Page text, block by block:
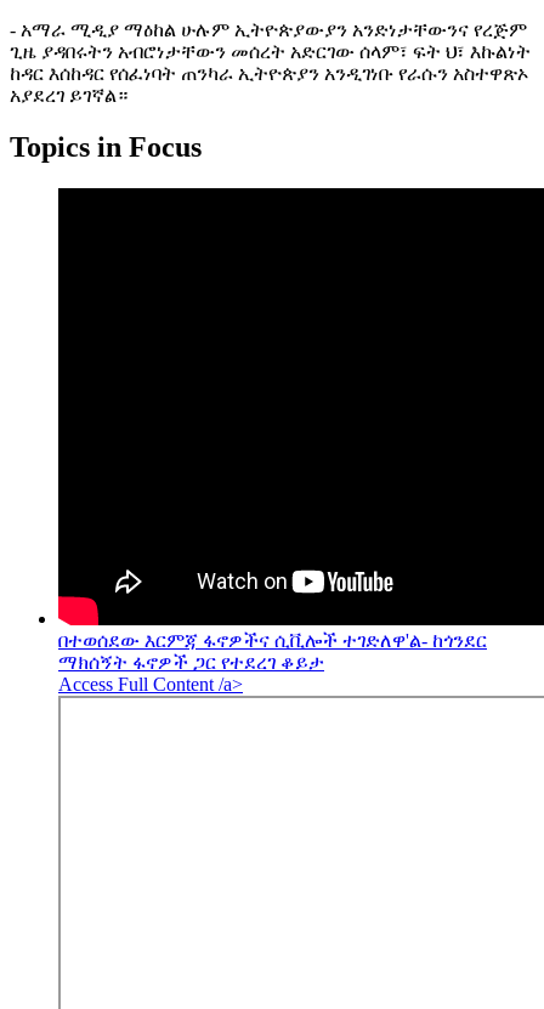
- አማራ ሚዲያ ማዕከል ሁሉም ኢትዮጵያውያን አንድነታቸውንና የረጅም
ጊዜ ያዳበሩትን አብሮነታቸውን መሰረት አድርገው ሰላም፣ ፍት ህ፣ እኩልነት
ከዳር እሰከዳር የሰፈነባት ጠንካራ ኢትዮጵያን አንዲገነቡ የራሱን አስተዋጽኦ
አያደረገ ይገኛል።
Topics in Focus
በተወሰደው እርምጃ ፋኖዎችና ሲቪሎች ተገድለዋ'ል- ከጎንደር
ማክሰኝት ፋኖዎች ጋር የተደረገ ቆይታ
Access Full Content /a>